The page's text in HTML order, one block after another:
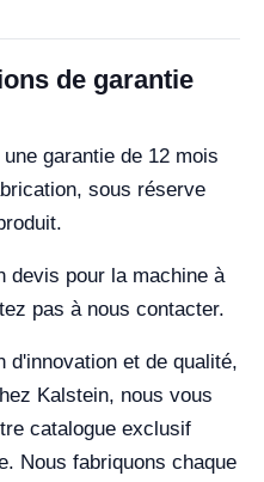
de garantie
garantie de 12 mois
sous réserve
devis pour la machine à
pas à nous contacter.
d'innovation et de qualité,
Kalstein, nous vous
catalogue exclusif
Nous fabriquons chaque